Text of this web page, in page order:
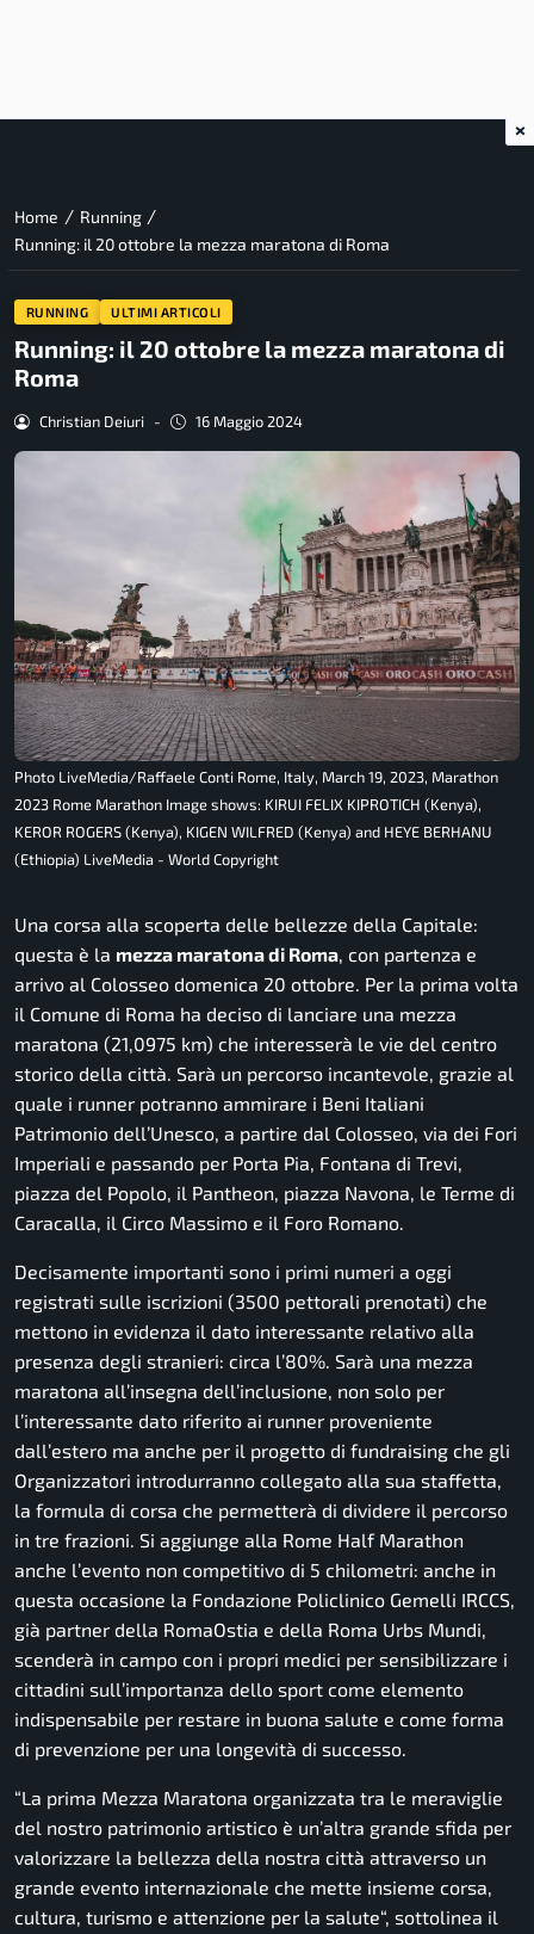
Home / Running /
Running: il 20 ottobre la mezza maratona di Roma
RUNNING ULTIMI ARTICOLI
Running: il 20 ottobre la mezza maratona di
Roma
Christian Deiuri - 16 Maggio 2024
Photo LiveMedia/Raffaele Conti Rome, Italy, March 19, 2023, Marathon
2023 Rome Marathon Image shows: KIRUI FELIX KIPROTICH (Kenya),
KEROR ROGERS (Kenya), KIGEN WILFRED (Kenya) and HEYE BERHANU
(Ethiopia) LiveMedia - World Copyright
Una corsa alla scoperta delle bellezze della Capitale:
questa è la mezza maratona di Roma, con partenza e
arrivo al Colosseo domenica 20 ottobre. Per la prima volta
il Comune di Roma ha deciso di lanciare una mezza
maratona (21,0975 km) che interesserà le vie del centro
storico della città. Sarà un percorso incantevole, grazie al
quale i runner potranno ammirare i Beni Italiani
Patrimonio dell’Unesco, a partire dal Colosseo, via dei Fori
Imperiali e passando per Porta Pia, Fontana di Trevi,
piazza del Popolo, il Pantheon, piazza Navona, le Terme di
Caracalla, il Circo Massimo e il Foro Romano.
Decisamente importanti sono i primi numeri a oggi
registrati sulle iscrizioni (3500 pettorali prenotati) che
mettono in evidenza il dato interessante relativo alla
presenza degli stranieri: circa l’80%. Sarà una mezza
maratona all’insegna dell’inclusione, non solo per
l’interessante dato riferito ai runner proveniente
dall’estero ma anche per il progetto di fundraising che gli
Organizzatori introdurranno collegato alla sua staffetta,
la formula di corsa che permetterà di dividere il percorso
in tre frazioni. Si aggiunge alla Rome Half Marathon
anche l’evento non competitivo di 5 chilometri: anche in
questa occasione la Fondazione Policlinico Gemelli IRCCS,
già partner della RomaOstia e della Roma Urbs Mundi,
scenderà in campo con i propri medici per sensibilizzare i
cittadini sull’importanza dello sport come elemento
indispensabile per restare in buona salute e come forma
di prevenzione per una longevità di successo.
“La prima Mezza Maratona organizzata tra le meraviglie
del nostro patrimonio artistico è un’altra grande sfida per
valorizzare la bellezza della nostra città attraverso un
grande evento internazionale che mette insieme corsa,
cultura, turismo e attenzione per la salute“, sottolinea il
×